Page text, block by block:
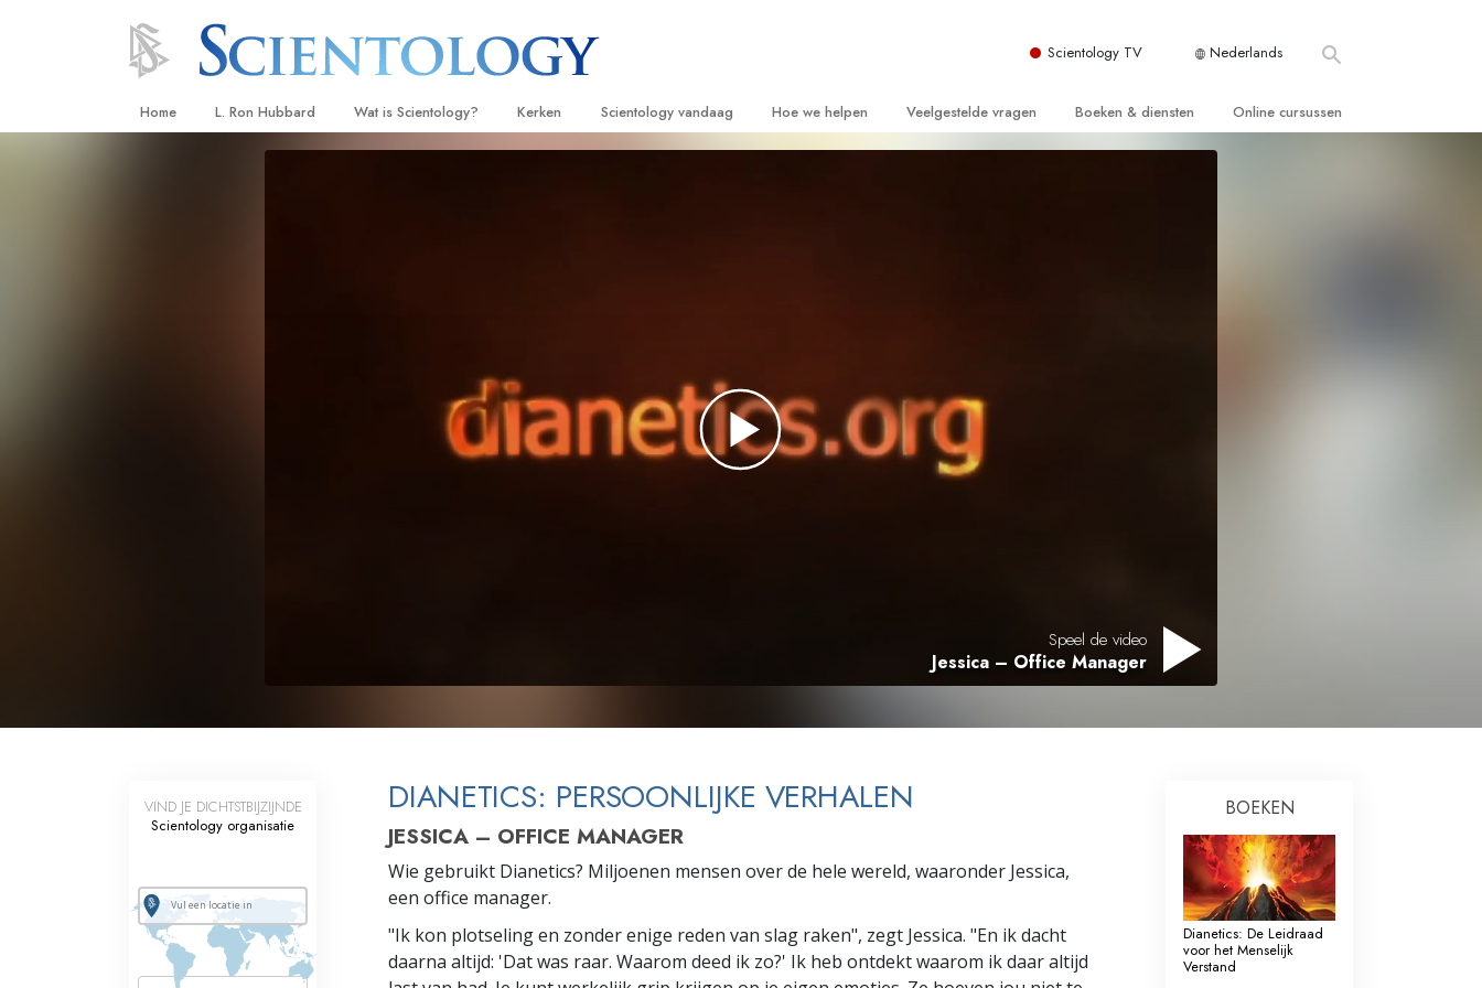
Scientology TV Nederlands
Home L. Ron Hubbard Wat is Scientology?
De Grondbeginselen van Scientology
Een Inleiding tot Dianetics
Kerken
Scientology beschikbaar maken voor de
hele wereld
Scientology vandaag Hoe we helpen
Citizens Commission on Human Rights
Scientology Volunteer Ministers
Veelgestelde vragen Boeken & diensten Online cursussen
Hulpmiddelen bij het Dagelijks Werk
Ethiek en de Condities
De Grondbeginselen van Organiseren
De Grondslagen van Public Relations
Taakstellingen en Doelen
De Technologie van Studeren
Speel de video
Jessica – Office Manager
DIANETICS: PERSOONLIJKE VERHALEN
JESSICA – OFFICE MANAGER
Wie gebruikt Dianetics? Miljoenen mensen over de hele wereld, waaronder Jessica,
een office manager.
"Ik kon plotseling en zonder enige reden van slag raken", zegt Jessica. "En ik dacht
daarna altijd: 'Dat was raar. Waarom deed ik zo?' Ik heb ontdekt waarom ik daar altijd
VIND JE DICHTSTBIJZIJNDE
Scientology organisatie
BOEKEN
Dianetics: De Leidraad
voor het Menselijk
Verstand